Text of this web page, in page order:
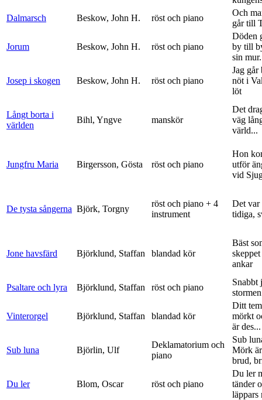
Dalmarsch
Beskow, John H. röst och piano
Och
går till
Jorum Beskow, John H. röst och piano
Döden
by till
sin
Josep i skogen Beskow, John H. röst och piano
Jag går
nöt i
löt
Långt borta i
världen
Bihl, Yngve manskör
Det
väg
värld...
Jungfru Maria Birgersson, Gösta röst och piano
Hon
utför
vid
De tysta sångerna Björk, Torgny
röst och piano + 4
instrument
Det var
tidiga,
Jone havsfärd Björklund, Staffan blandad kör
Bäst
ankar
Psaltare och lyra Björklund, Staffan röst och piano
Snabbt
Vinterorgel Björklund, Staffan blandad kör
Ditt
mörkt
är des...
Sub luna Björlin, Ulf
Deklamatorium och
piano
Sub
Mörk
brud,
Du ler Blom, Oscar röst och piano
Du ler
tänder
läppars